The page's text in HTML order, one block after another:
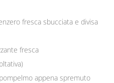
fresca sbucciata e divisa
fresca
appena spremuto